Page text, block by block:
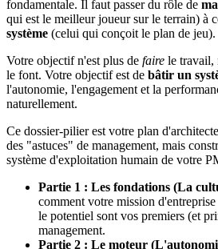
fondamentale. Il faut passer du rôle de
qui est le meilleur joueur sur le terrain) à
système (celui qui conçoit le plan de jeu).
Votre objectif n'est plus de faire le travail,
le font. Votre objectif est de bâtir un
l'autonomie, l'engagement et la
naturellement.
Ce dossier-pilier est votre plan
des "astuces" de management, mais
système d'exploitation humain de votre
Partie 1 : Les fondations (La
comment votre mission
le potentiel sont vos premiers (et
management.
Partie 2 : Le moteur